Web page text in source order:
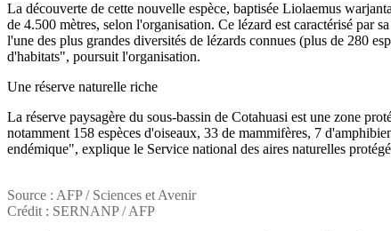
La découverte de cette nouvelle espèce, baptisée Liolaemus
de 4.500 mètres, selon l'organisation. Ce lézard est caractérisé par
l'une des plus grandes diversités de lézards connues (plus de 280
d'habitats", poursuit l'organisation.
Une réserve naturelle riche
La réserve paysagère du sous-bassin de Cotahuasi est une zone
notamment 158 espèces d'oiseaux, 33 de mammifères, 7
endémique", explique le Service national des aires naturelles
Source : AFP / Sciences et Avenir
Crédit : SERNANP / AFP